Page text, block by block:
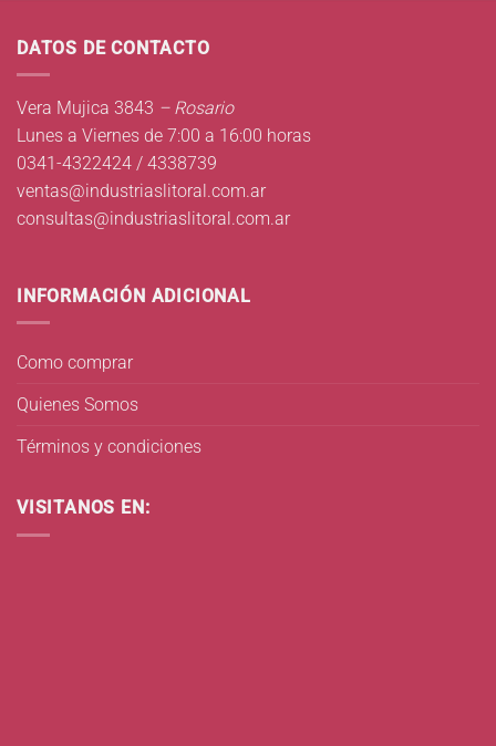
DATOS DE CONTACTO
Vera Mujica 3843 – Rosario
Lunes a Viernes de 7:00 a 16:00 horas
0341-4322424 / 4338739
ventas@industriaslitoral.com.ar
consultas@industriaslitoral.com.ar
INFORMACIÓN ADICIONAL
Como comprar
Quienes Somos
Términos y condiciones
VISITANOS EN: